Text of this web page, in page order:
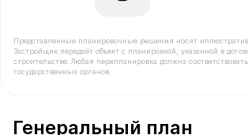
Представленные планировочные решения носят
Застройщик передаёт объект с планировкой, указанной в
строительстве. Любая перепланировка должна
государственных органов.
Генеральный план